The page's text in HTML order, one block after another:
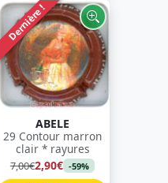
Dernière !
ABELE
29 Contour marron
clair * rayures
7,00€2,90€ -59%